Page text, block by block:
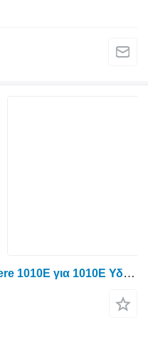
Μεταφορέας ξυλείας John Deere 1010E για 1010E Υδραυλική αντλία F072647